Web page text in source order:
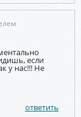
если
у нас!!! Не
ответить